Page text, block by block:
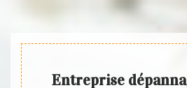
Entreprise